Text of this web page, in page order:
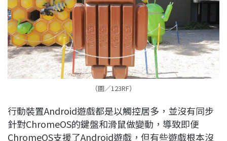
（圖／123RF）
行動裝置Android遊戲都是以觸控居多，並沒有同步
針對ChromeOS的鍵盤和滑鼠做變動，導致即便
ChromeOS支援了Android遊戲，但有些遊戲根本沒